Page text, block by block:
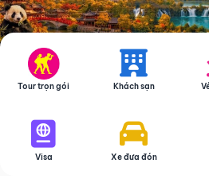
Tour trọn gói Khách sạn
Visa Xe đưa đón